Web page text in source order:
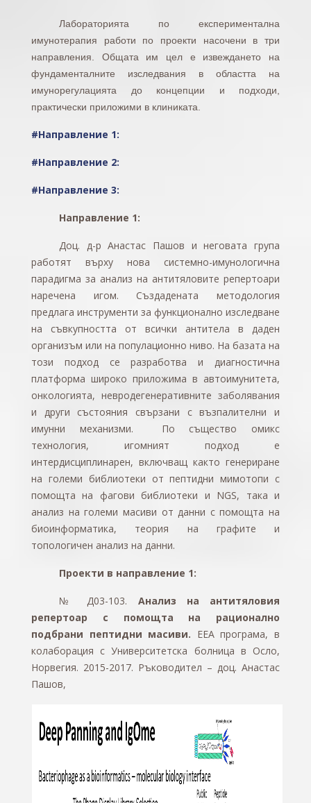
Лабораторията по експериментална
имунотерапия работи по проекти насочени в три
направления. Общата им цел е извеждането на
фундаменталните изследвания в областта на
имунорегулацията до концепции и подходи,
практически приложими в клиниката.
#Направление 1:
#Направление 2:
#Направление 3:
Направление 1:
Доц. д-р Анастас Пашов и неговата група
работят върху нова системно-имунологична
парадигма за анализ на антитяловите репертоари
наречена игом. Създадената методология
предлага инструменти за функционално изследване
на съвкупността от всички антитела в даден
организъм или на популационно ниво. На базата на
този подход се разработва и диагностична
платформа широко приложима в автоимунитета,
онкологията, невродегенеративните заболявания
и други състояния свързани с възпалителни и
имунни механизми. По същество омикс
технология, игомният подход е
интердисциплинарен, включващ както генериране
на големи библиотеки от пептидни мимотопи с
помощта на фагови библиотеки и NGS, така и
анализ на големи масиви от данни с помощта на
биоинформатика, теория на графите и
топологичен анализ на данни.
Проекти в направление 1:
№ Д03-103. Анализ на антитяловия
репертоар с помощта на рационално
подбрани пептидни масиви. ЕЕА програма, в
колаборация с Университетска болница в Осло,
Норвегия. 2015-2017. Ръководител – доц. Анастас
Пашов,